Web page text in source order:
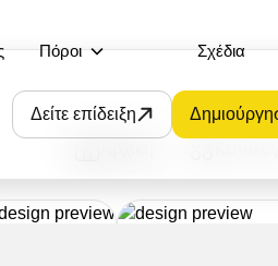
Πόροι Σχέδια
Δείτε επίδειξη